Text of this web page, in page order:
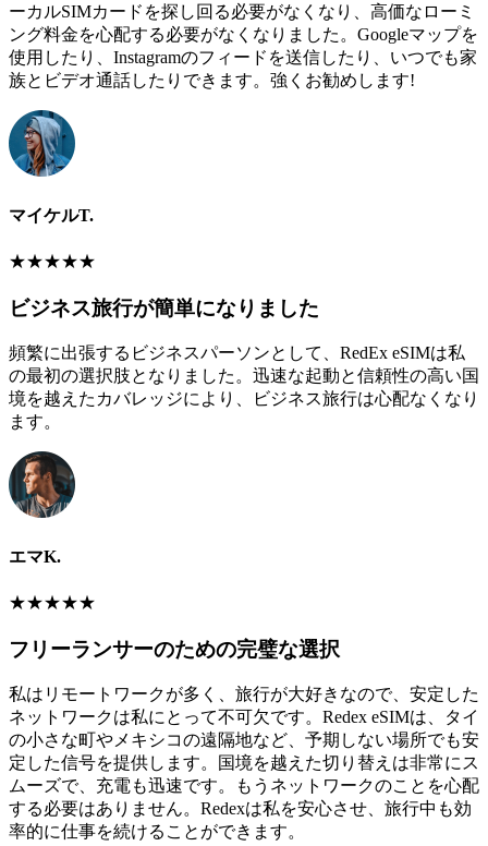
ーカルSIMカードを探し回る必要がなくなり、高価なローミ
ング料金を心配する必要がなくなりました。Googleマップを
使用したり、Instagramのフィードを送信したり、いつでも家
族とビデオ通話したりできます。強くお勧めします!
マイケルT.
★★★★★
ビジネス旅行が簡単になりました
頻繁に出張するビジネスパーソンとして、RedEx eSIMは私
の最初の選択肢となりました。迅速な起動と信頼性の高い国
境を越えたカバレッジにより、ビジネス旅行は心配なくなり
ます。
エマK.
★★★★★
フリーランサーのための完璧な選択
私はリモートワークが多く、旅行が大好きなので、安定した
ネットワークは私にとって不可欠です。Redex eSIMは、タイ
の小さな町やメキシコの遠隔地など、予期しない場所でも安
定した信号を提供します。国境を越えた切り替えは非常にス
ムーズで、充電も迅速です。もうネットワークのことを心配
する必要はありません。Redexは私を安心させ、旅行中も効
率的に仕事を続けることができます。